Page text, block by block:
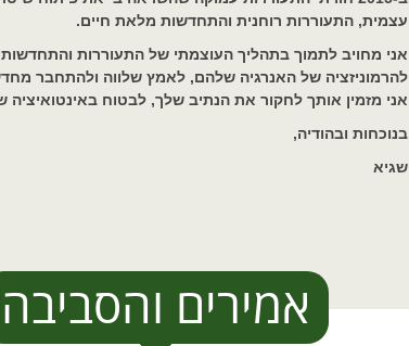
עצמית, התעוררות רוחנית והתחדשות מלאת חיים.
אני מחויב לתמוך בתהליך העוצמתי של התעוררות
להרמוניזציה של האנרגיה שלהם, לאמץ שלווה ולהתחבר
אני מזמין אותך לחקור את הנתיב שלך, לבטוח
בנוכחות ובהודיה,
שגיא
אמירים והסביבה